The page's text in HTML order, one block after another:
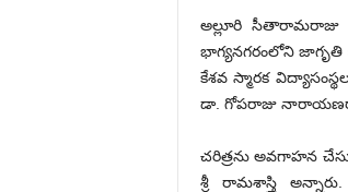
అల్లూరి సీతారామ‌రాజు
భాగ్యనగరంలోని జాగృతి
కేశవ స్మారక
డా. గోపరాజు
చరిత్రను అవగాహన
శ్రీ రామశాస్త్రి